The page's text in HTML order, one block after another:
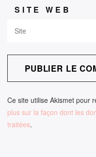
SITE WEB
Ce site utilise Akismet pour
plus sur la façon dont les
traitées.